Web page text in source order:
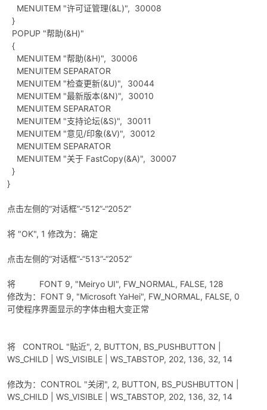
MENUITEM "许可证管理(&L)", 30008
}
POPUP "帮助(&H)"
{
MENUITEM "帮助(&H)", 30006
MENUITEM SEPARATOR
MENUITEM "检查更新(&U)", 30044
MENUITEM "最新版本(&N)", 30010
MENUITEM SEPARATOR
MENUITEM "支持论坛(&S)", 30011
MENUITEM "意见/印象(&V)", 30012
MENUITEM SEPARATOR
MENUITEM "关于 FastCopy(&A)", 30007
}
}
点击左侧的“对话框”-“512”-“2052”
将 "OK", 1 修改为：确定
点击左侧的“对话框”-“513”-“2052”
将 FONT 9, "Meiryo UI", FW_NORMAL, FALSE, 128
修改为：FONT 9, "Microsoft YaHei", FW_NORMAL, FALSE, 0
可使程序界面显示的字体由粗大变正常
将 CONTROL "贴近", 2, BUTTON, BS_PUSHBUTTON |
WS_CHILD | WS_VISIBLE | WS_TABSTOP, 202, 136, 32, 14
修改为：CONTROL "关闭", 2, BUTTON, BS_PUSHBUTTON |
WS_CHILD | WS_VISIBLE | WS_TABSTOP, 202, 136, 32, 14